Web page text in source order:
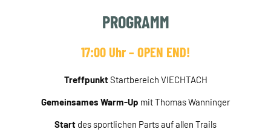
PROGRAMM
17:00 Uhr – OPEN END!
TreffpunktStartbereich VIECHTACH
Gemeinsames Warm-Up mit Thomas Wanninger
Start des sportlichen Parts auf allen Trails